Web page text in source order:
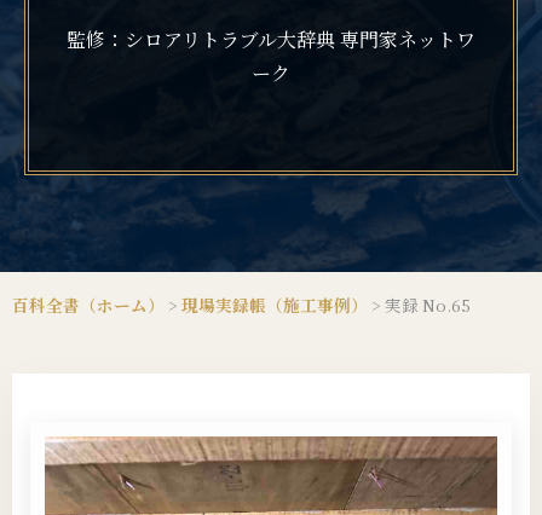
監修：シロアリトラブル大辞典 専門家ネットワ
ーク
百科全書（ホーム） > 現場実録帳（施工事例） > 実録 No.65